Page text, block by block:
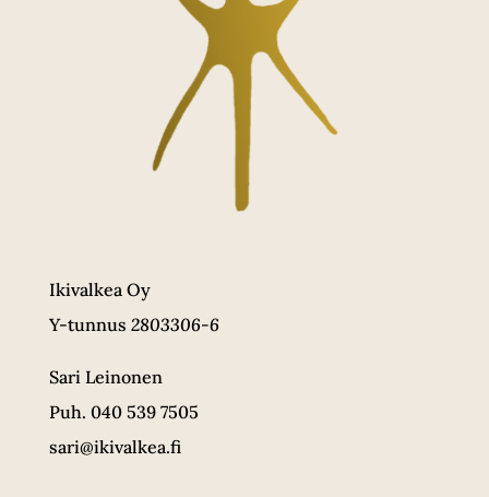
Ikivalkea Oy
Y-tunnus 2803306-6
Sari Leinonen
Puh. 040 539 7505
sari@ikivalkea.fi